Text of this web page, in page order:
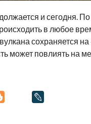
и сегодня.
в любое
сохраняется
может повлиять на